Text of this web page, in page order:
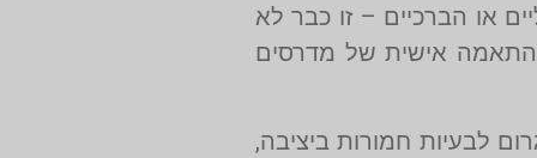
או הברכיים – זו כבר לא
התאמה אישית של מדרסים
לבעיות חמורות ביציבה,